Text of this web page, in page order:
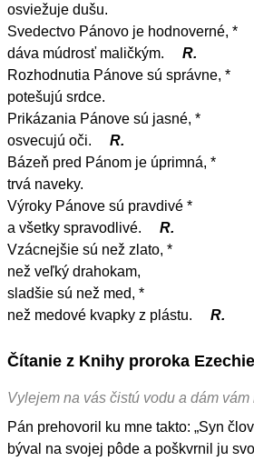
osviežuje dušu.
Svedectvo Pánovo je hodnoverné, *
dáva múdrosť maličkým.
R.
Rozhodnutia Pánove sú správne, *
potešujú srdce.
Prikázania Pánove sú jasné, *
osvecujú oči.
R.
Bázeň pred Pánom je úprimná, *
trvá naveky.
Výroky Pánove sú pravdivé *
a všetky spravodlivé.
R.
Vzácnejšie sú než zlato, *
než veľký drahokam,
sladšie sú než med, *
než medové kvapky z plástu.
R.
Čítanie z Knihy proroka
Vylejem na vás čistú vodu a dám vám
Pán prehovoril ku mne takto: „Syn
býval na svojej pôde a poškvrnil ju